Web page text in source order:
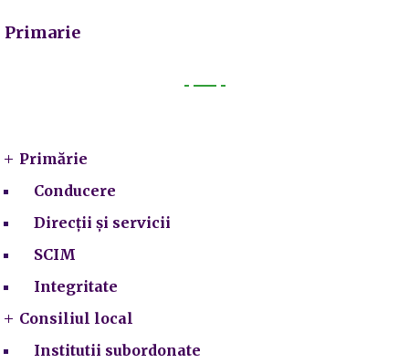
Primarie
Primărie
Conducere
Direcții și servicii
SCIM
Integritate
Consiliul local
Institutii subordonate